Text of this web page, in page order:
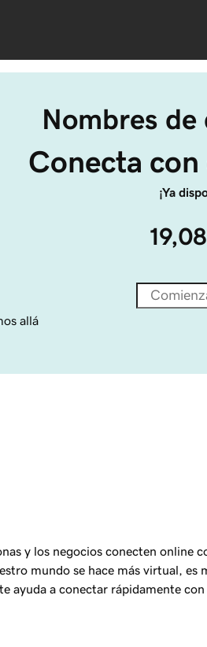
Nombres
Conecta
¡Ya
allá
y los negocios conecten online
mundo se hace más virtual, es
te ayuda a conectar rápidamente